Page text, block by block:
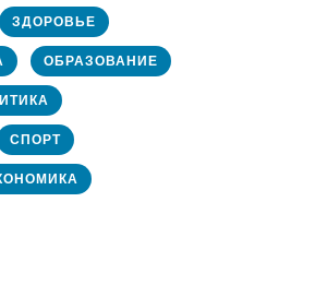
ЗДОРОВЬЕ
ОБРАЗОВАНИЕ
СПОРТ